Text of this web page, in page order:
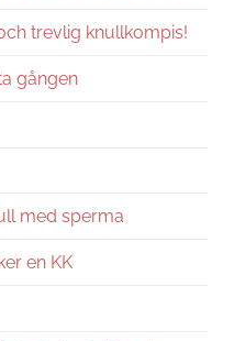
trevlig knullkompis!
gången
med sperma
en KK